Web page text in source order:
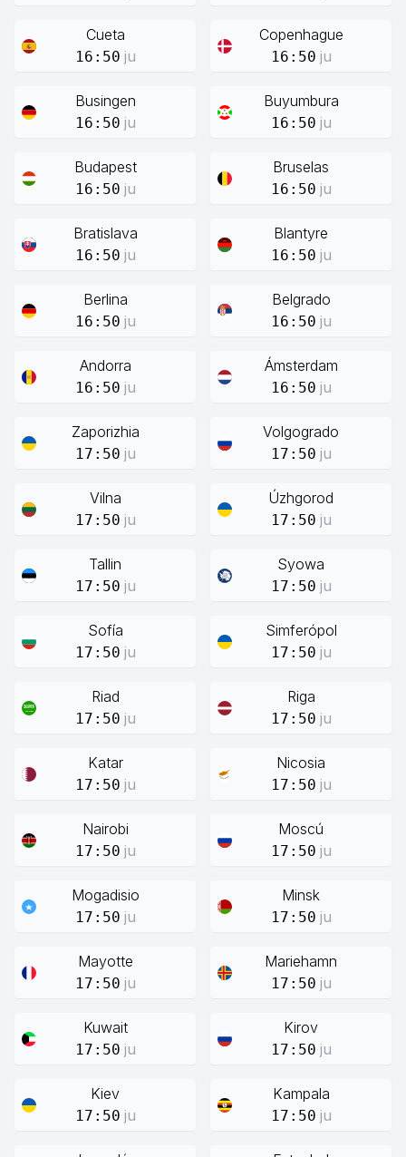
Cueta
16:50 ju
Copenhague
16:50 ju
Busingen
16:50 ju
Buyumbura
16:50 ju
Budapest
16:50 ju
Bruselas
16:50 ju
Bratislava
16:50 ju
Blantyre
16:50 ju
Berlina
16:50 ju
Belgrado
16:50 ju
Andorra
16:50 ju
Ámsterdam
16:50 ju
Zaporizhia
17:50 ju
Volgogrado
17:50 ju
Vilna
17:50 ju
Úzhgorod
17:50 ju
Tallin
17:50 ju
Syowa
17:50 ju
Sofía
17:50 ju
Simferópol
17:50 ju
Riad
17:50 ju
Riga
17:50 ju
Katar
17:50 ju
Nicosia
17:50 ju
Nairobi
17:50 ju
Moscú
17:50 ju
Mogadisio
17:50 ju
Minsk
17:50 ju
Mayotte
17:50 ju
Mariehamn
17:50 ju
Kuwait
17:50 ju
Kirov
17:50 ju
Kiev
17:50 ju
Kampala
17:50 ju